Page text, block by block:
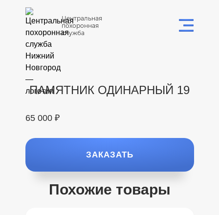
Центральная
похоронная
служба
ПАМЯТНИК ОДИНАРНЫЙ 19
65 000 ₽
ЗАКАЗАТЬ
Похожие товары